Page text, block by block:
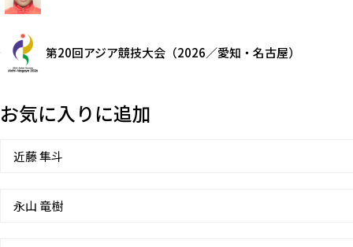
第20回アジア競技大会（2026／愛知・名古屋）
お気に入りに追加
近藤 隼斗
永山 竜樹